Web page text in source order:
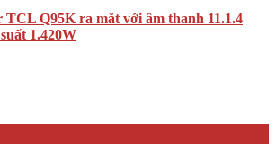
TCL Q95K ra mắt với âm thanh 11.1.4
1.420W